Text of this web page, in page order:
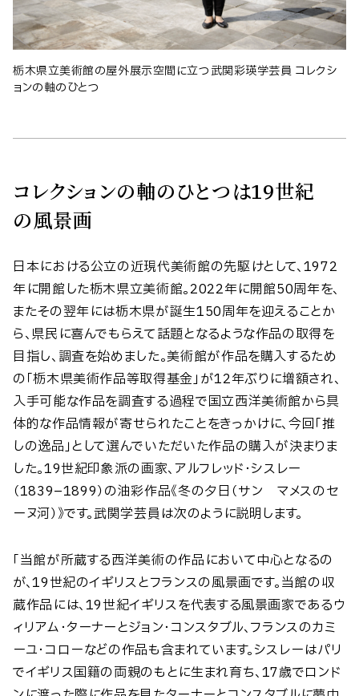
栃木県立美術館の屋外展示空間に立つ武関彩瑛学芸員 コレクシ
ョンの軸のひとつ
コレクションの軸のひとつは19世紀
の風景画
日本における公立の近現代美術館の先駆けとして、1972
年に開館した栃木県立美術館。2022年に開館50周年を、
またその翌年には栃木県が誕生150周年を迎えることか
ら、県民に喜んでもらえて話題となるような作品の取得を
目指し、調査を始めました。美術館が作品を購入するため
の「栃木県美術作品等取得基金」が12年ぶりに増額され、
入手可能な作品を調査する過程で国立西洋美術館から具
体的な作品情報が寄せられたことをきっかけに、今回「推
しの逸品」として選んでいただいた作品の購入が決まりま
した。19世紀印象派の画家、アルフレッド・シスレー
（1839–1899）の油彩作品《冬の夕日（サン゠マメスのセ
ーヌ河）》です。武関学芸員は次のように説明します。
「当館が所蔵する西洋美術の作品において中心となるの
が、19世紀のイギリスとフランスの風景画です。当館の収
蔵作品には、19世紀イギリスを代表する風景画家であるウ
ィリアム・ターナーとジョン・コンスタブル、フランスのカミ
ーユ・コローなどの作品も含まれています。シスレーはパリ
でイギリス国籍の両親のもとに生まれ育ち、17歳でロンド